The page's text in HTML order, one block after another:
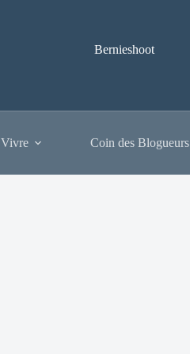
Bernieshoot
Coin des Blogueurs